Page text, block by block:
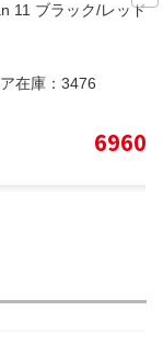
11 ブラック/レッド
在庫： 3476
6960